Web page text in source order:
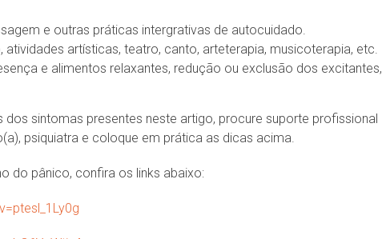
e outras práticas intergrativas de autocuidado.
atividades artísticas, teatro, canto, arteterapia, musicoterapia, etc.
e alimentos relaxantes, redução ou exclusão dos excitantes,
sintomas presentes neste artigo, procure suporte profissional
psiquiatra e coloque em prática as dicas acima.
do pânico, confira os links abaixo: